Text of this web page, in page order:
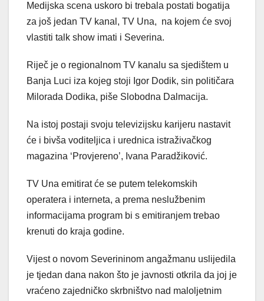
Medijska scena uskoro bi trebala postati bogatija
za još jedan TV kanal, TV Una, na kojem će svoj
vlastiti talk show imati i Severina.
Riječ je o regionalnom TV kanalu sa sjedištem u
Banja Luci iza kojeg stoji Igor Dodik, sin političara
Milorada Dodika, piše Slobodna Dalmacija.
Na istoj postaji svoju televizijsku karijeru nastavit
će i bivša voditeljica i urednica istraživačkog
magazina ‘Provjereno’, Ivana Paradžiković.
TV Una emitirat će se putem telekomskih
operatera i interneta, a prema neslužbenim
informacijama program bi s emitiranjem trebao
krenuti do kraja godine.
Vijest o novom Severininom angažmanu uslijedila
je tjedan dana nakon što je javnosti otkrila da joj je
vraćeno zajedničko skrbništvo nad maloljetnim